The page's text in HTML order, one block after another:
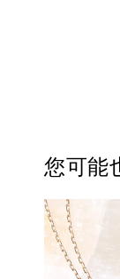
您可能